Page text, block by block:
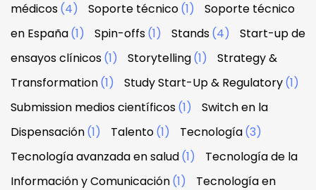
médicos(4) Soporte técnico(1)
Soporte técnico
en España(1) Spin-offs(1) Stands(4)
Start-up de
ensayos clínicos(1) Storytelling(1)
Strategy &
Transformation(1) Study Start-Up & Regulatory(1)
Submission medios científicos(1)
Switch en la
Dispensación(1) Talento(1) Tecnología(3)
Tecnología avanzada en salud(1)
Tecnología de la
Información y Comunicación(1)
Tecnología en